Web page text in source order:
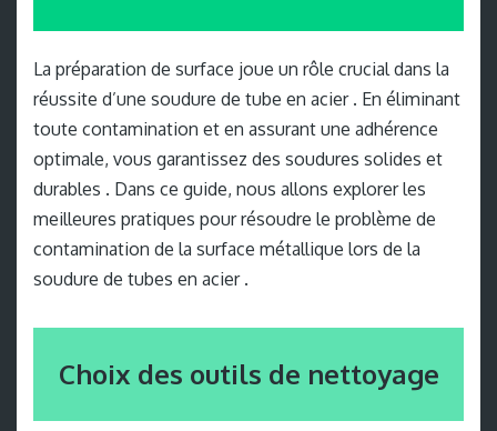
La préparation de surface joue un rôle crucial dans la
réussite d’une soudure de tube en acier . En éliminant
toute contamination et en assurant une adhérence
optimale, vous garantissez des soudures solides et
durables . Dans ce guide, nous allons explorer les
meilleures pratiques pour résoudre le problème de
contamination de la surface métallique lors de la
soudure de tubes en acier .
Choix des outils de nettoyage